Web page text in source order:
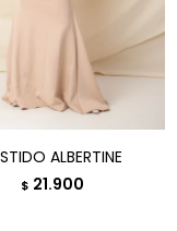
ALBERTINE
$ 21.900